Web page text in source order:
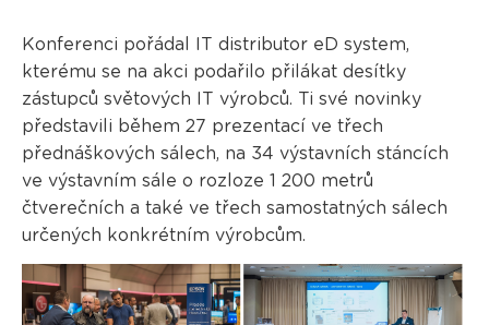
Konferenci pořádal IT distributor eD system,
kterému se na akci podařilo přilákat desítky
zástupců světových IT výrobců. Ti své novinky
představili během 27 prezentací ve třech
přednáškových sálech, na 34 výstavních stáncích
ve výstavním sále o rozloze 1 200 metrů
čtverečních a také ve třech samostatných sálech
určených konkrétním výrobcům.